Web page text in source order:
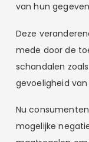
van hun
Deze
mede door de
schandalen
gevoeligheid
Nu
mogelijke